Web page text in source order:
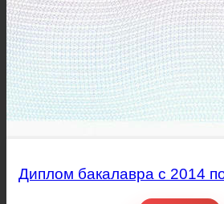
Диплом бакалавра с 2014